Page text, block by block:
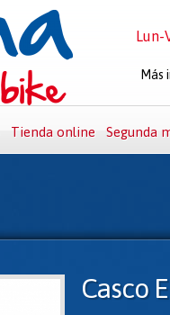
Tienda online Segunda
Casco
Lun-
Más